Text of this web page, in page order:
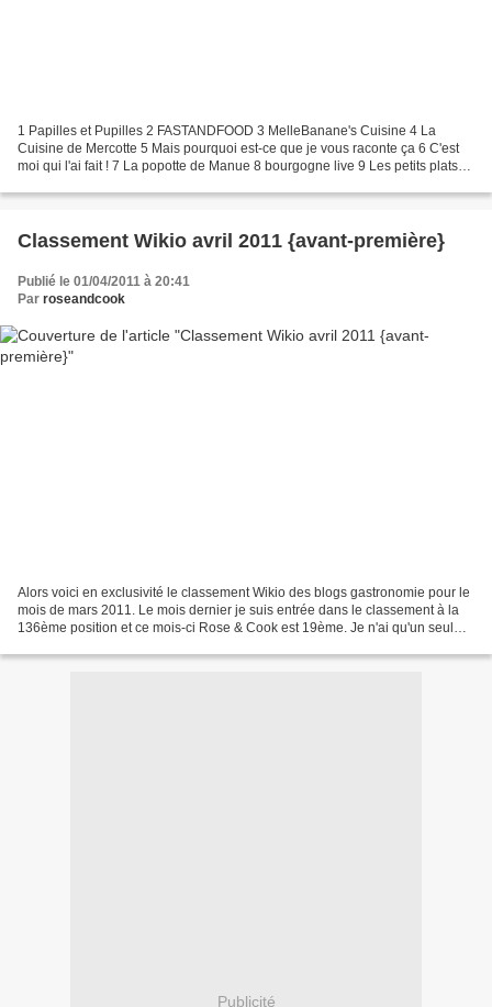
1 Papilles et Pupilles 2 FASTANDFOOD 3 MelleBanane's Cuisine 4 La
Cuisine de Mercotte 5 Mais pourquoi est-ce que je vous raconte ça 6 C'est
moi qui l'ai fait ! 7 La popotte de Manue 8 bourgogne live 9 Les petits plats
Classement Wikio avril 2011 {avant-première}
Publié le 01/04/2011 à 20:41
Par roseandcook
Alors voici en exclusivité le classement Wikio des blogs gastronomie pour le
mois de mars 2011. Le mois dernier je suis entrée dans le classement à la
136ème position et ce mois-ci Rose & Cook est 19ème. Je n'ai qu'un seul
Publicité